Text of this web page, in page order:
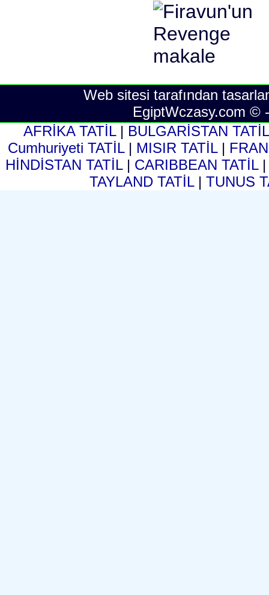
Web sitesi tarafından
EgiptWczasy.com ©
AFRİKA TATİL | BULGARİSTAN
Cumhuriyeti TATİL | MISIR TATİL |
HİNDİSTAN TATİL | CARIBBEAN TATİL
TAYLAND TATİL |TUNUS